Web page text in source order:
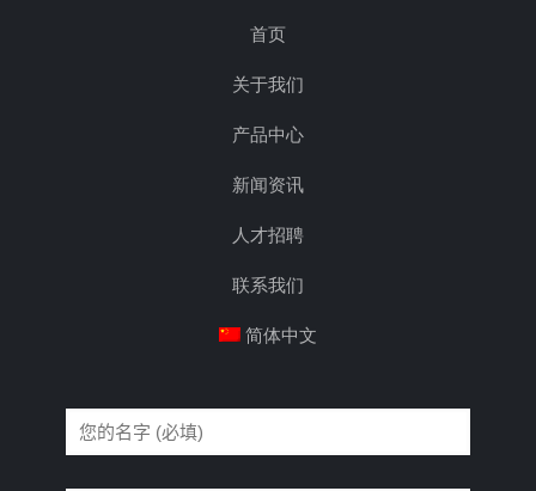
首页
关于我们
产品中心
新闻资讯
人才招聘
联系我们
简体中文